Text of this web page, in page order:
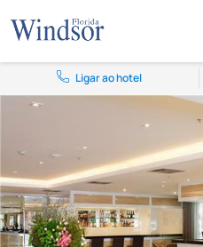
Ligar ao hotel